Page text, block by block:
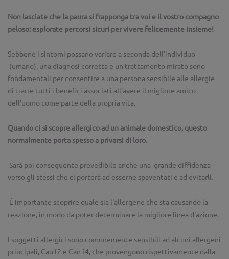
Non lasciate che la paura si frapponga tra voi e il vostro compagno
peloso: esplorate percorsi sicuri per vivere felicemente insieme!
Sebbene i sintomi possano variare a seconda dell'individuo
(umano), una diagnosi corretta e un trattamento mirato sono
fondamentali per consentire a una persona sensibile alle allergie
di trarre tutti i benefici associati all'avere il migliore amico
dell'uomo come parte della propria vita.
Quando ci si scopre allergico ad un animale domestico, questo
normalmente porta spesso a privarsi di loro.
Sarà poi conseguente prevedibile anche una grande diffidenza
verso gli stessi che ci porterà ad esserne spaventati e ad evitarli.
È importante scoprire quale sia l'allergene che sta causando la
reazione, in modo da poter determinare la migliore linea d'azione.
I soggetti allergici sono comunemente sensibili ad alcuni allergeni
principali, Can f2 e Can f4, che provengono rispettivamente dalla